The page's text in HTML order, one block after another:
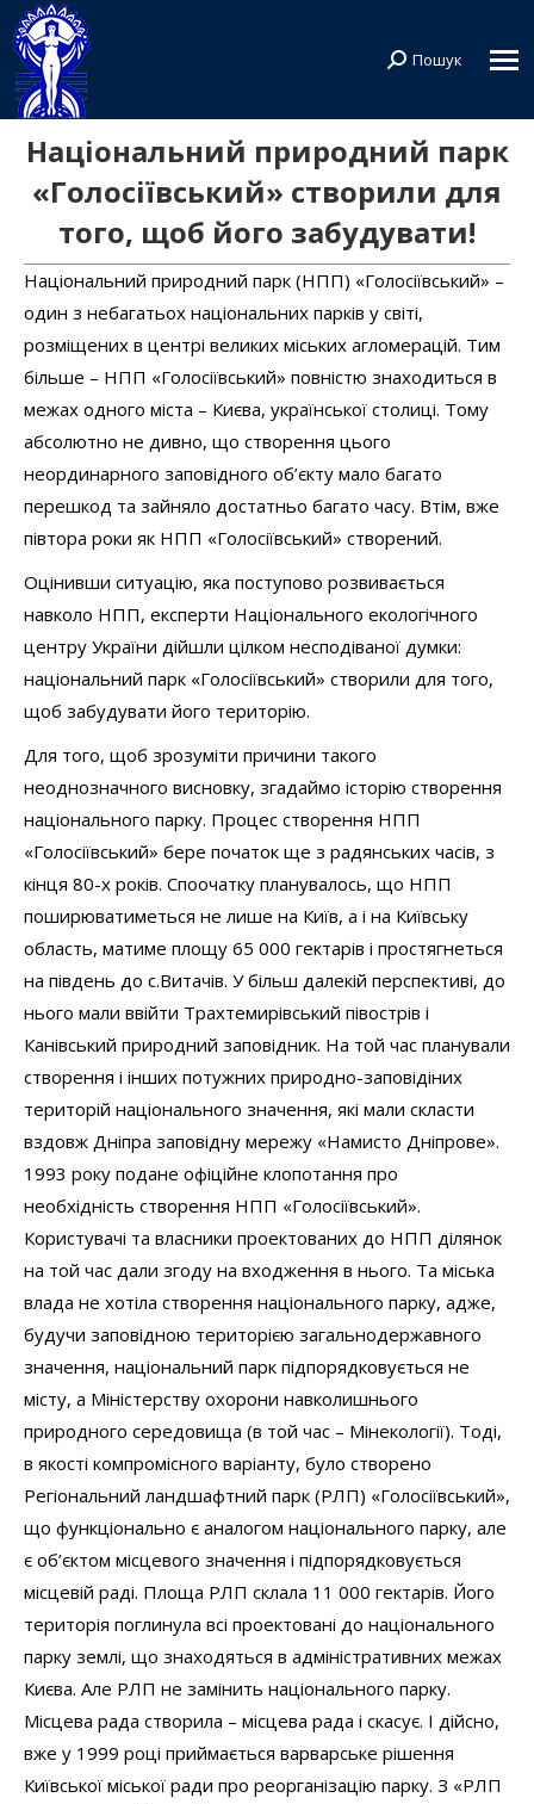
Search:
Пошук
Національний природний парк
«Голосіївський» створили для
того, щоб його забудувати!
Національний природний парк (НПП) «Голосіївський» –
один з небагатьох національних парків у світі,
розміщених в центрі великих міських агломерацій. Тим
більше – НПП «Голосіївський» повністю знаходиться в
межах одного міста – Києва, української столиці. Тому
абсолютно не дивно, що створення цього
неординарного заповідного об’єкту мало багато
перешкод та зайняло достатньо багато часу. Втім, вже
півтора роки як НПП «Голосіївський» створений.
Оцінивши ситуацію, яка поступово розвивається
навколо НПП, експерти Національного екологічного
центру України дійшли цілком несподіваної думки:
національний парк «Голосіївський» створили для того,
щоб забудувати його територію.
Для того, щоб зрозуміти причини такого
неоднозначного висновку, згадаймо історію створення
національного парку. Процес створення НПП
«Голосіївський» бере початок ще з радянських часів, з
кінця 80-х років. Споочатку планувалось, що НПП
поширюватиметься не лише на Київ, а і на Київську
область, матиме площу 65 000 гектарів і простягнеться
на південь до с.Витачів. У більш далекій перспективі, до
нього мали ввійти Трахтемирівський півострів і
Канівський природний заповідник. На той час планували
створення і інших потужних природно-заповідіних
територій національного значення, які мали скласти
вздовж Дніпра заповідну мережу «Намисто Дніпрове».
1993 року подане офіційне клопотання про
необхідність створення НПП «Голосіївський».
Користувачі та власники проектованих до НПП ділянок
на той час дали згоду на входження в нього. Та міська
влада не хотіла створення національного парку, адже,
будучи заповідною територією загальнодержавного
значення, національний парк підпорядковується не
місту, а Міністерству охорони навколишнього
природного середовища (в той час – Мінекології). Тоді,
в якості компромісного варіанту, було створено
Регіональний ландшафтний парк (РЛП) «Голосіївський»,
що функціонально є аналогом національного парку, але
є об’єктом місцевого значення і підпорядковується
місцевій раді. Площа РЛП склала 11 000 гектарів. Його
територія поглинула всі проектовані до національного
парку землі, що знаходяться в адміністративних межах
Києва. Але РЛП не замінить національного парку.
Місцева рада створила – місцева рада і скасує. І дійсно,
вже у 1999 році приймається варварське рішення
Київської міської ради про реорганізацію парку. З «РЛП